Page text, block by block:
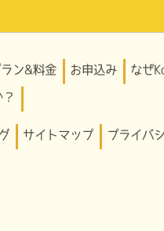
ン&料金 お申込み なぜ
サイトマップ プライバ